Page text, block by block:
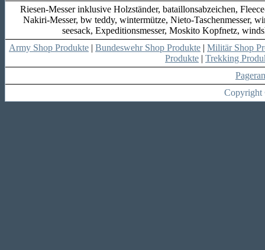
Riesen-Messer inklusive Holzständer, bataillonsabzeichen,
Nakiri-Messer, bw teddy, wintermütze, Nieto-Taschenmesser,
seesack, Expeditionsmesser, Moskito Kopfnetz,
Army Shop Produkte | Bundeswehr Shop Produkte | Militär Shop
Produkte | Trekking